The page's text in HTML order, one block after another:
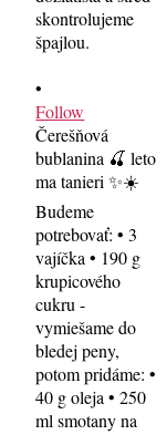
•
Follow
Čerešňová
bublanina 🍒 leto
ma tanieri ✨☀️
Budeme
potrebovať: • 3
vajíčka • 190 g
krupicového
cukru -
vymiešame do
bledej peny,
potom pridáme: •
40 g oleja • 250
ml smotany na